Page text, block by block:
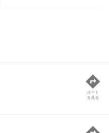
ルート
を見る